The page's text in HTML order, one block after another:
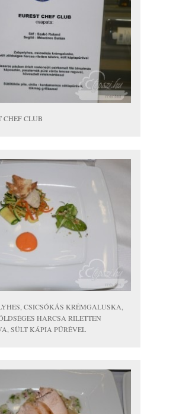
CHEF CLUB
CSICSÓKÁS KRÉMGALUSKA,
HARCSA RILETTEN
SÜLT KÁPIA PÜRÉVEL